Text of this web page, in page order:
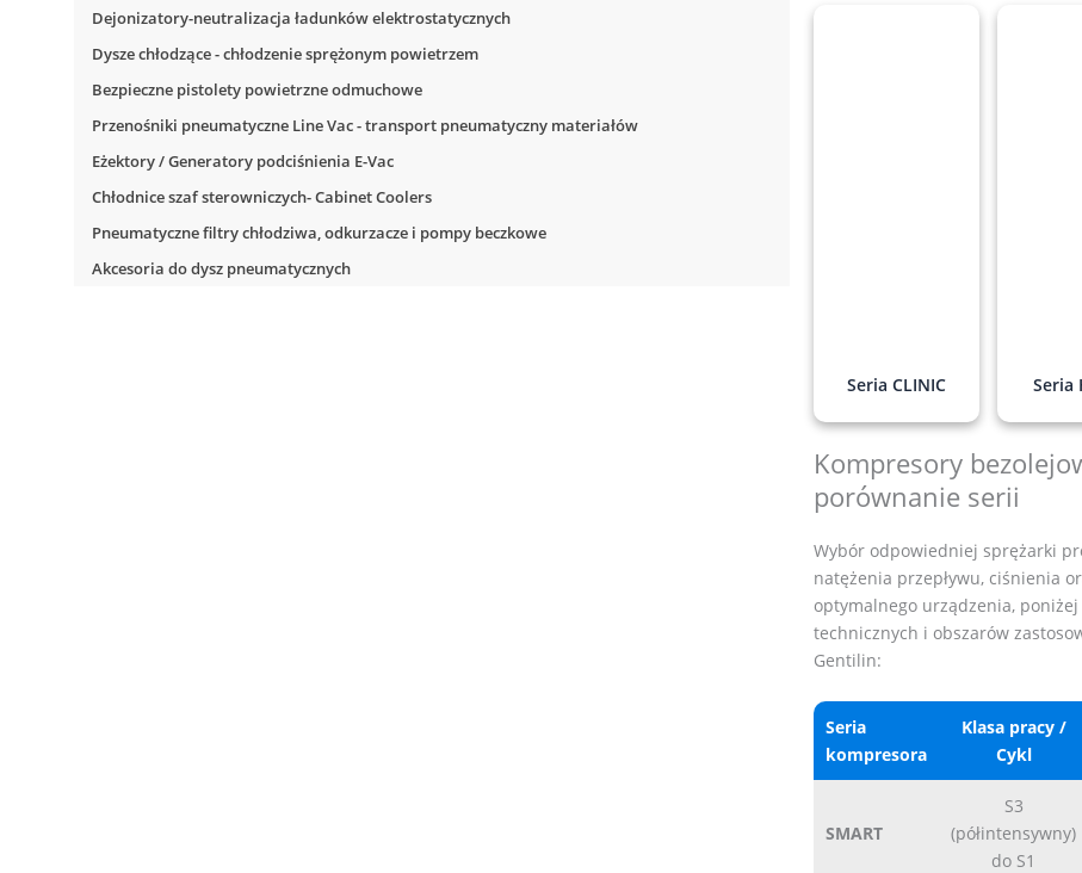
Dejonizatory-neutralizacja ładunków elektrostatycznych
Dysze chłodzące - chłodzenie sprężonym powietrzem
Bezpieczne pistolety powietrzne odmuchowe
Przenośniki pneumatyczne Line Vac - transport pneumatyczny materiałów
Eżektory / Generatory podciśnienia E-Vac
Chłodnice szaf sterowniczych- Cabinet Coolers
Pneumatyczne filtry chłodziwa, odkurzacze i pompy beczkowe
Akcesoria do dysz pneumatycznych
Seria CLINIC Seria
Kompresory
porównanie serii
Wybór odpowiedniej sprężarki
natężenia przepływu, ciśnienia
optymalnego urządzenia,
technicznych i obszarów
Gentilin:
Seria
kompresora
Klasa pracy /
Cykl
SMART
S3
(półintensywny)
do S1